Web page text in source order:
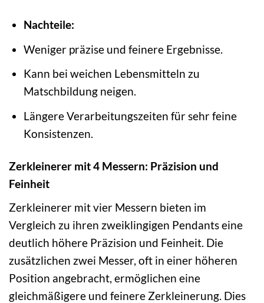
Nachteile:
Weniger präzise und feinere Ergebnisse.
Kann bei weichen Lebensmitteln zu
Matschbildung neigen.
Längere Verarbeitungszeiten für sehr feine
Konsistenzen.
Zerkleinerer mit 4 Messern: Präzision und
Feinheit
Zerkleinerer mit vier Messern bieten im
Vergleich zu ihren zweiklingigen Pendants eine
deutlich höhere Präzision und Feinheit. Die
zusätzlichen zwei Messer, oft in einer höheren
Position angebracht, ermöglichen eine
gleichmäßigere und feinere Zerkleinerung. Dies